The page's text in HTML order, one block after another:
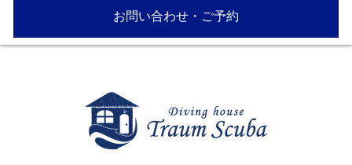
お問い合わせ・ご予約